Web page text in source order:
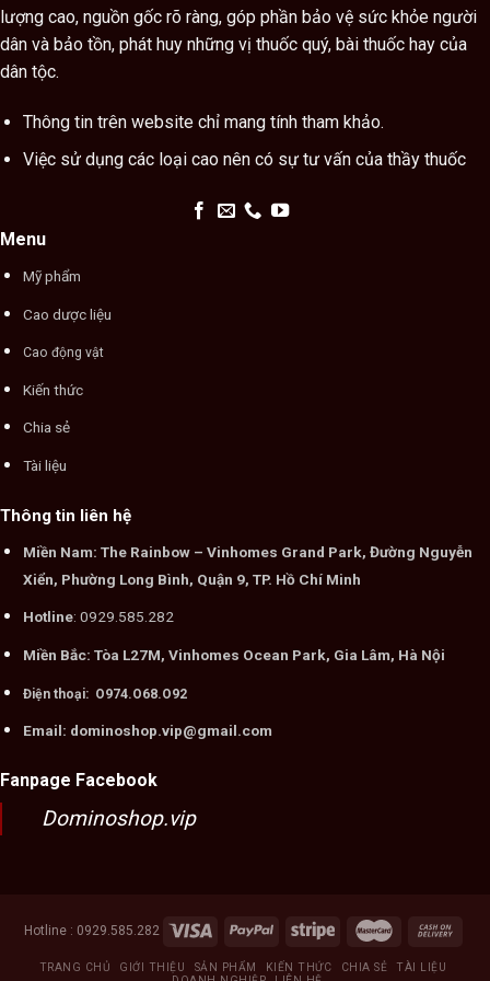
lượng cao, nguồn gốc rõ ràng, góp phần bảo vệ sức khỏe người
dân và bảo tồn, phát huy những vị thuốc quý, bài thuốc hay của
dân tộc.
Thông tin trên website chỉ mang tính tham khảo.
Việc sử dụng các loại cao nên có sự tư vấn của thầy thuốc
Menu
Mỹ phẩm
Cao dược liệu
Cao động vật
Kiến thức
Chia sẻ
Tài liệu
Thông tin liên hệ
Miền Nam: The Rainbow – Vinhomes Grand Park, Đường Nguyễn
Xiển, Phường Long Bình, Quận 9, TP. Hồ Chí Minh
Hotline: 0929.585.282
Miền Bắc: Tòa L27M, Vinhomes Ocean Park, Gia Lâm, Hà Nội
Điện thoại: O974.O68.O92
Email: dominoshop.vip@gmail.com
Fanpage Facebook
Dominoshop.vip
Hotline : 0929.585.282
TRANG CHỦ GIỚI THIỆU SẢN PHẨM KIẾN THỨC CHIA SẺ
TÀI LIỆU